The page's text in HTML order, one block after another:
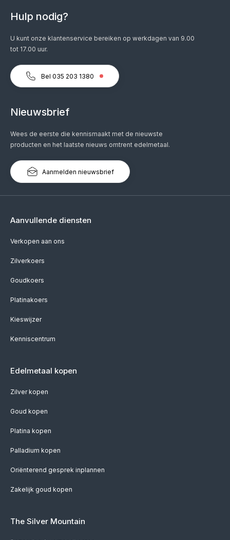
Hulp nodig?
U kunt onze klantenservice bereiken op werkdagen van 9.00
tot 17.00 uur.
Bel 035 203 1380
Nieuwsbrief
Wees de eerste die kennismaakt met de nieuwste
producten en het laatste nieuws omtrent edelmetaal.
Aanmelden nieuwsbrief
Aanvullende diensten
Verkopen aan ons
Zilverkoers
Goudkoers
Platinakoers
Kieswijzer
Kenniscentrum
Edelmetaal kopen
Zilver kopen
Goud kopen
Platina kopen
Palladium kopen
Oriënterend gesprek inplannen
Zakelijk goud kopen
The Silver Mountain